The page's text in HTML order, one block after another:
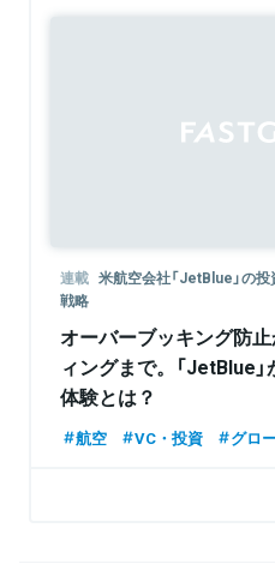
連載 米航空会社「JetBlue」の
戦略
オーバーブッキング防
ィングまで。「JetBlue
体験とは？
航空 VC・投資 グロ